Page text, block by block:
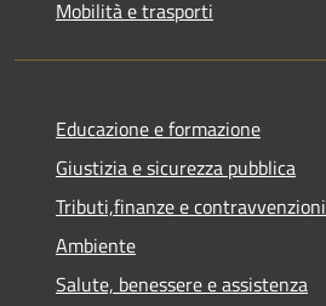
Mobilità e trasporti
Educazione e formazione
Giustizia e sicurezza pubblica
Tributi,finanze e contravvenzioni
Ambiente
Salute, benessere e assistenza